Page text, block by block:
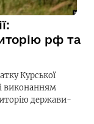
рф та
Курської
виконанням
держави-